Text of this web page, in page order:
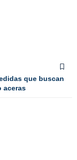
que buscan
aceras